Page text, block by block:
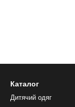
Каталог
Дитячий одяг